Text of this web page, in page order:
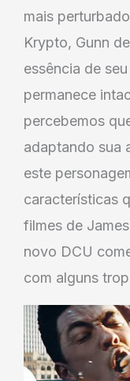
mais
Krypto, Gunn
essência de
permanece
percebemos
adaptando sua
este
características
filmes de
novo DCU
com alguns